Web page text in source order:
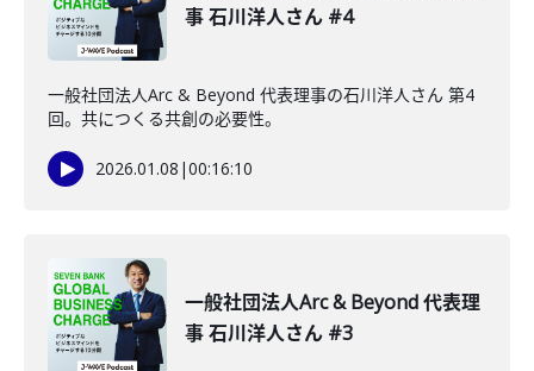
事 石川洋人さん #4
一般社団法人Arc & Beyond 代表理事の石川洋人さん 第4
回。共につくる共創の必要性。
2026.01.08 |00:16:10
一般社団法人Arc & Beyond 代表理
事 石川洋人さん #3